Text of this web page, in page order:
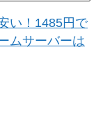
い！1485円で
ムサーバーは